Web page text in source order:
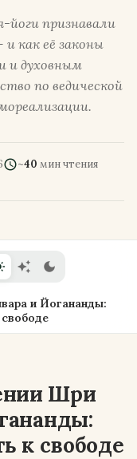
йоги признавали
как её законы
и духовным
по ведической
schedule~40 мин чтения
и Йогананды:
auto_awesome dark_mode
Шри
к свободе